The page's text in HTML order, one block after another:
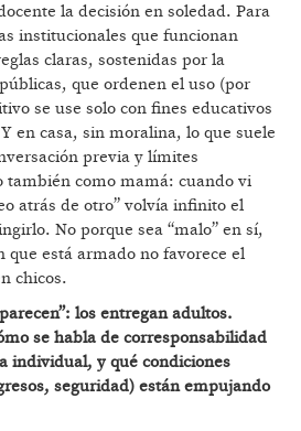
la decisión en soledad. Para
institucionales que funcionan
claras, sostenidas por la
que ordenen el uso (por
se use solo con fines educativos
en casa, sin moralina, lo que suele
previa y límites
también como mamá: cuando vi
atrás de otro” volvía infinito el
No porque sea “malo” en sí,
que está armado no favorece el
chicos.
los entregan adultos.
se habla de corresponsabilidad
individual, y qué condiciones
seguridad) están empujando